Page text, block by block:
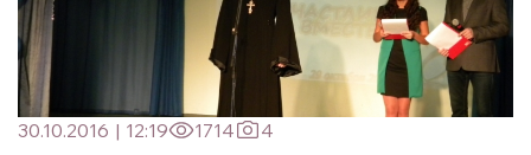
30.10.2016 | 12:19 1714
4